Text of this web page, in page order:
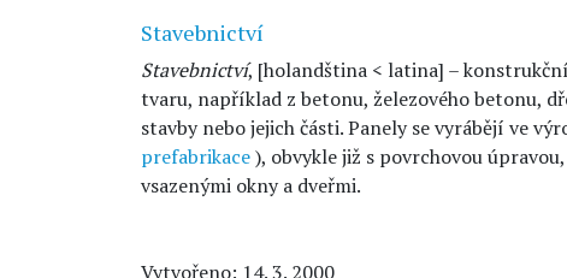
Stavebnictví
Stavebnictví, [holandština < latina] –
tvaru, například z betonu, železového betonu,
stavby nebo jejich části. Panely se vyrábějí ve
prefabrikace), obvykle již s povrchovou
vsazenými okny a dveřmi.
Vytvořeno: 14. 3. 2000